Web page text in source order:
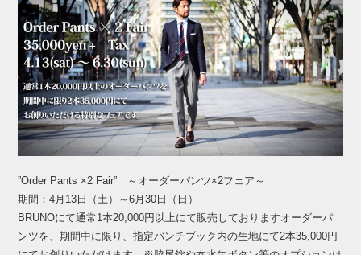
”Order Pants ×2 Fair” ～オーダーパンツ×2フェア～
期間：4月13日（土）～6月30日（日）
BRUNOにて通常1本20,000円以上にて販売しておりますオーダーパ
ンツを、期間中に限り、指定バンチブック内の生地にて2本35,000円